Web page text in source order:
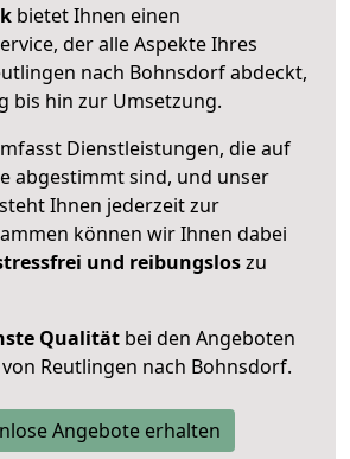
bietet Ihnen einen
der alle Aspekte Ihres
nach Bohnsdorf abdeckt,
bis hin zur Umsetzung.
Dienstleistungen, die auf
abgestimmt sind, und unser
Ihnen jederzeit zur
können wir Ihnen dabei
und reibungsloszu
Qualität bei den Angeboten
Reutlingen nach Bohnsdorf.
Angebote erhalten